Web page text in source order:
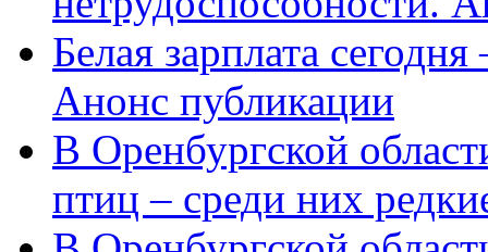
Белая зарплата
Анонс публикации
В Оренбургской
птиц – среди них